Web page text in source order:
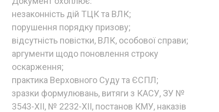
незаконність дій ТЦК та ВЛК;
порушення порядку призову;
відсутність повістки, ВЛК, особової справи;
аргументи щодо поновлення строку
оскарження;
практика Верховного Суду та ЄСПЛ;
зразки формулювань, витяги з КАСУ, ЗУ №
3543-XII, № 2232-XII, постанов КМУ, наказів